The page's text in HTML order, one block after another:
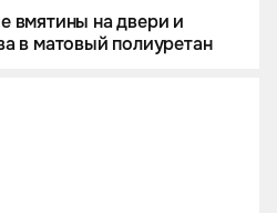
вмятины на двери и
в матовый полиуретан